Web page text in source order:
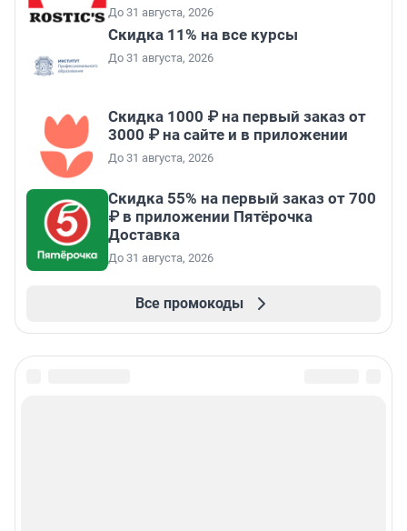
До 31 августа, 2026
Скидка 11% на все курсы
До 31 августа, 2026
Скидка 1000 ₽ на первый заказ от
3000 ₽ на сайте и в приложении
До 31 августа, 2026
Скидка 55% на первый заказ от 700
₽ в приложении Пятёрочка
Доставка
До 31 августа, 2026
Все промокоды